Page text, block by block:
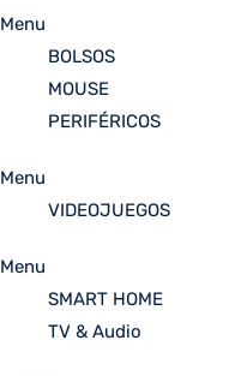
Menu
BOLSOS
MOUSE
PERIFÉRICOS
Menu
VIDEOJUEGOS
Menu
SMART HOME
TV & Audio